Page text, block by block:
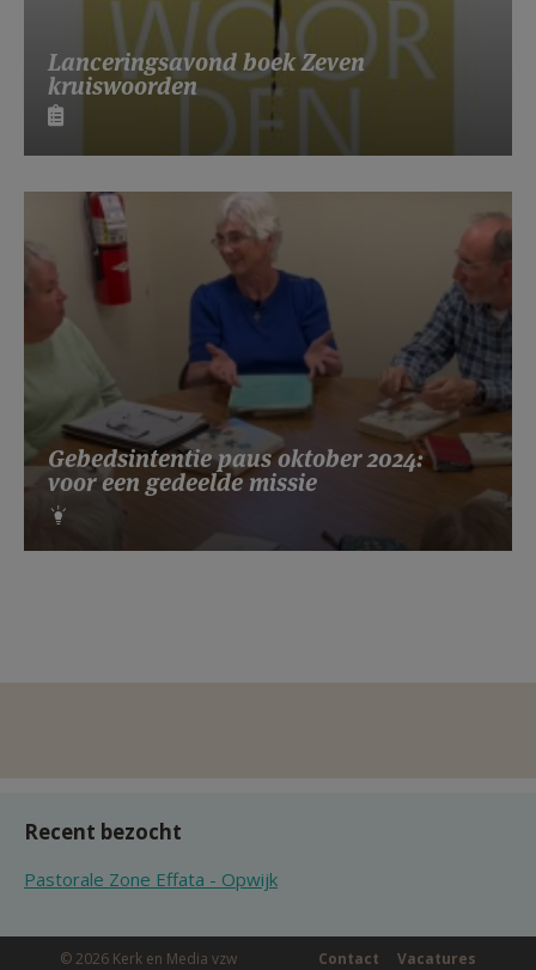
Lanceringsavond boek Zeven
kruiswoorden
Gebedsintentie paus oktober 2024:
voor een gedeelde missie
Recent bezocht
Pastorale Zone Effata - Opwijk
© 2026 Kerk en Media vzw Vacatures
Contact